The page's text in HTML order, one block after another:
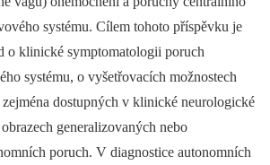
systému. Cílem tohoto příspěvku je
o klinické symp­tomatologii poruch
systému, o vyšetřovacích možnostech
dostupných v klinické neurologické
generalizovaných nebo
poruch. V dia­gnostice autonomních